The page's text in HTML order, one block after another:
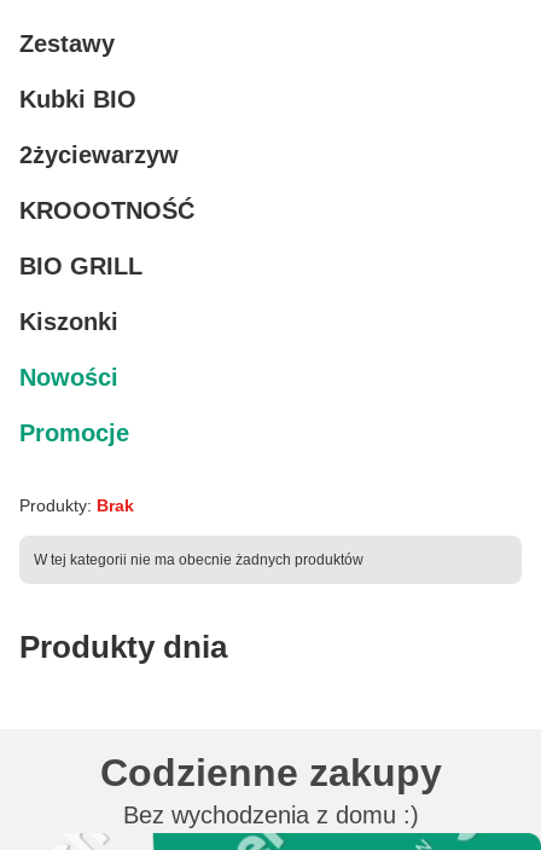
Zestawy
Kubki BIO
2życiewarzyw
KROOOTNOŚĆ
BIO GRILL
Kiszonki
Nowości
Promocje
Produkty: Brak
Lista produktów
W tej kategorii nie ma obecnie żadnych produktów
Produkty dnia
Codzienne zakupy
Bez wychodzenia z domu :)